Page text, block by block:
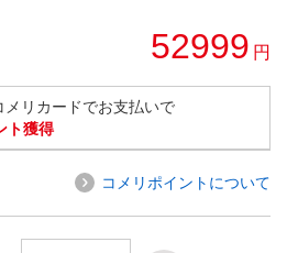
52999 円
リカードでお支払いで
ト獲得
コメリポイントについて